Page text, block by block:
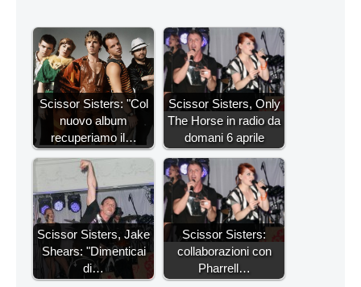
Scissor Sisters: "Col
nuovo album
recuperiamo il…
Scissor Sisters, Only
The Horse in radio da
domani 6 aprile
Scissor Sisters, Jake
Shears: "Dimenticai
di…
Scissor Sisters:
collaborazioni con
Pharrell…